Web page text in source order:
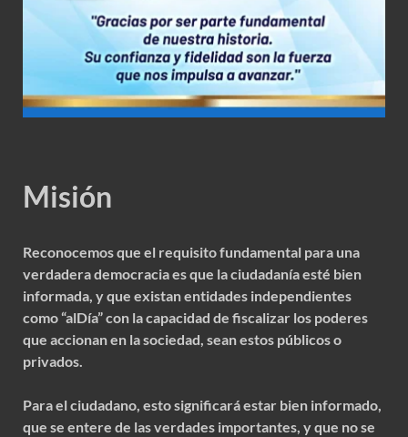
Misión
Reconocemos que el requisito fundamental para una
verdadera democracia es que la ciudadanía esté bien
informada, y que existan entidades independientes
como “alDía” con la capacidad de fiscalizar los poderes
que accionan en la sociedad, sean estos públicos o
privados.
Para el ciudadano, esto significará estar bien informado,
que se entere de las verdades importantes, y que no se